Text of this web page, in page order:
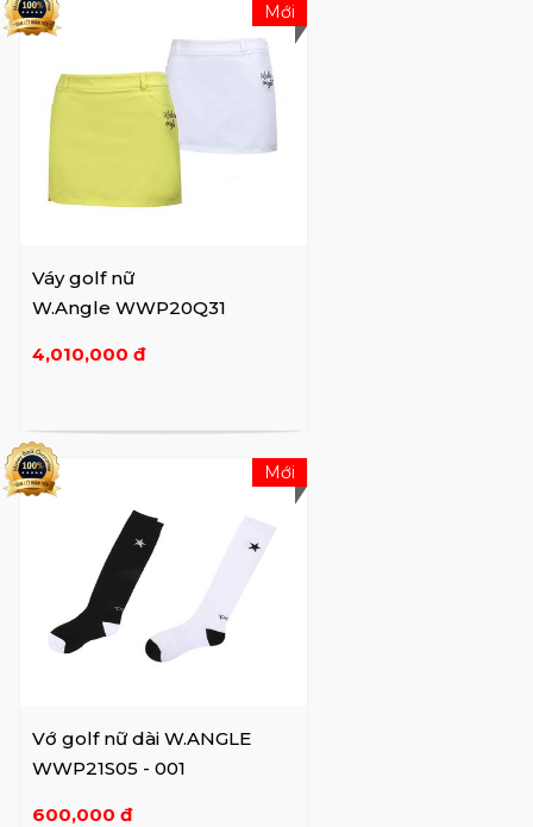
Váy golf nữ
W.Angle WWP20Q31
4,010,000 đ
Mới
Vớ golf nữ dài W.ANGLE
WWP21S05 - 001
600,000 đ
Mới